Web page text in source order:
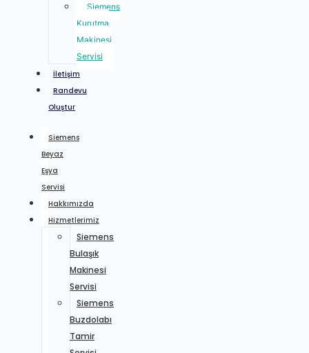
Siemens
Kurutma
Makinesi
Servisi
İletişim
Randevu
Oluştur
Siemens
Beyaz
Eşya
Servisi
Hakkımızda
Hizmetlerimiz
Siemens
Bulaşık
Makinesi
Servisi
Siemens
Buzdolabı
Tamir